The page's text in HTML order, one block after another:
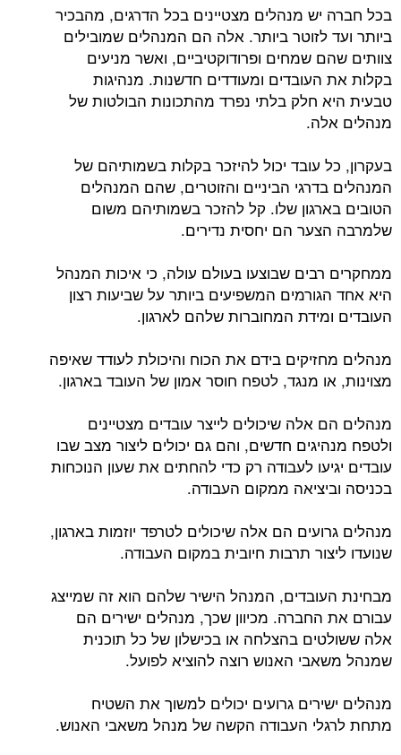
בכל חברה יש מנהלים מצטיינים בכל הדרגים, מהבכיר
ביותר ועד לזוטר ביותר. אלה הם המנהלים שמובילים
צוותים שהם שמחים ופרודוקטיביים, ואשר מניעים
בקלות את העובדים ומעודדים חדשנות. מנהיגות
טבעית היא חלק בלתי נפרד מהתכונות הבולטות של
מנהלים אלה.
בעקרון, כל עובד יכול להיזכר בקלות בשמותיהם של
המנהלים בדרגי הביניים והזוטרים, שהם המנהלים
הטובים בארגון שלו. קל להזכר בשמותיהם משום
שלמרבה הצער הם יחסית נדירים.
ממחקרים רבים שבוצעו בעולם עולה, כי איכות המנהל
היא אחד הגורמים המשפיעים ביותר על שביעות רצון
העובדים ומידת המחוברות שלהם לארגון.
מנהלים מחזיקים בידם את הכוח והיכולת לעודד שאיפה
מצוינות, או מנגד, לטפח חוסר אמון של העובד בארגון.
מנהלים הם אלה שיכולים לייצר עובדים מצטיינים
ולטפח מנהיגים חדשים, והם גם יכולים ליצור מצב שבו
עובדים יגיעו לעבודה רק כדי להחתים את שעון הנוכחות
בכניסה וביציאה ממקום העבודה.
מנהלים גרועים הם אלה שיכולים לטרפד יוזמות בארגון,
שנועדו ליצור תרבות חיובית במקום העבודה.
מבחינת העובדים, המנהל הישיר שלהם הוא זה שמייצג
עבורם את החברה. מכיוון שכך, מנהלים ישירים הם
אלה ששולטים בהצלחה או בכישלון של כל תוכנית
שמנהל משאבי האנוש רוצה להוציא לפועל.
מנהלים ישירים גרועים יכולים למשוך את השטיח
מתחת לרגלי העבודה הקשה של מנהל משאבי האנוש.